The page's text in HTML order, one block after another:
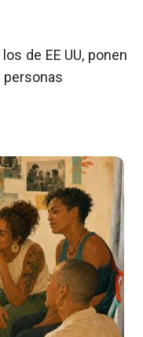
de EE UU, ponen
personas